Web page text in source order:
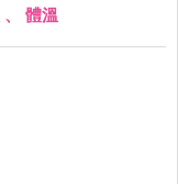
、 體溫